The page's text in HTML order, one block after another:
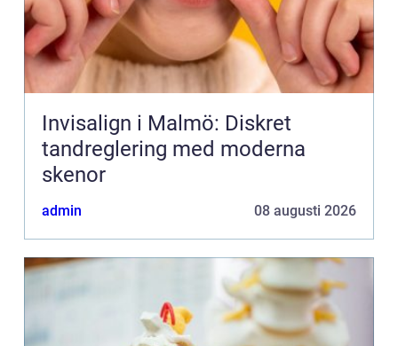
Invisalign i Malmö: Diskret
tandreglering med moderna
skenor
admin 08 augusti 2026